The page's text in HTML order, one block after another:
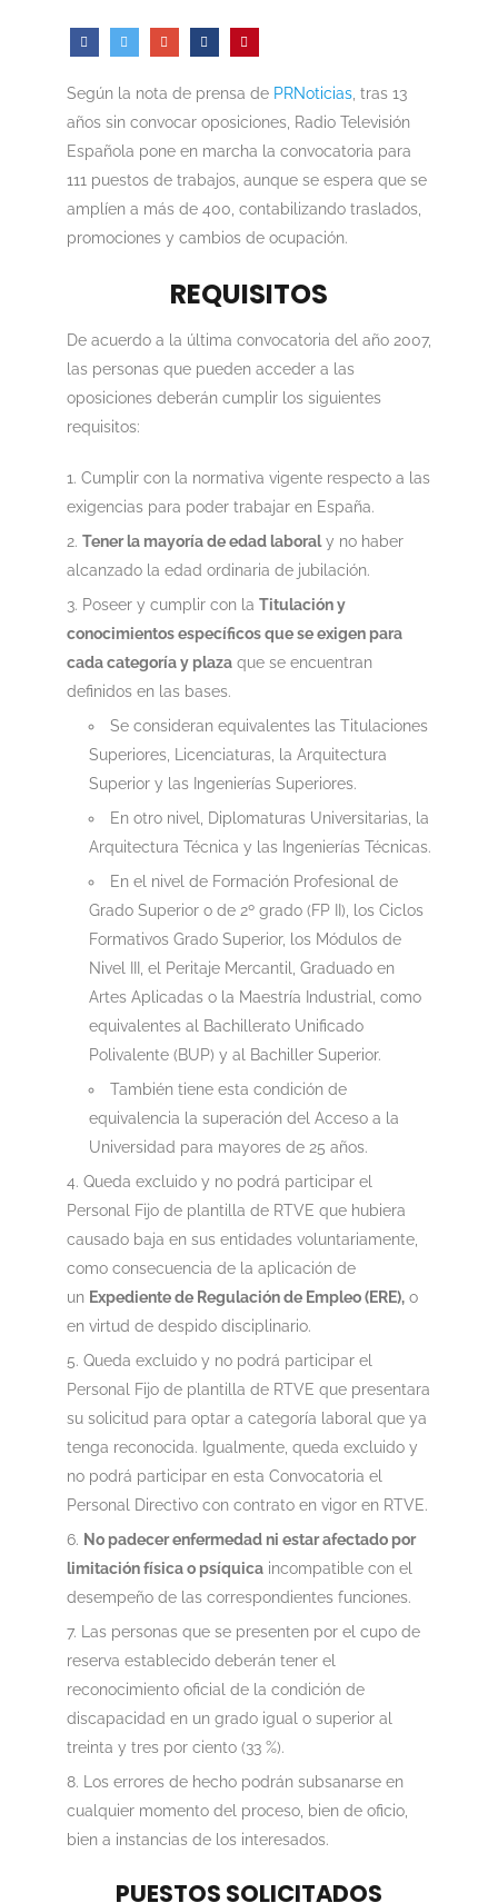
Según la nota de prensa de PRNoticias, tras 13
años sin convocar oposiciones, Radio Televisión
Española pone en marcha la convocatoria para
111 puestos de trabajos, aunque se espera que se
amplíen a más de 400, contabilizando traslados,
promociones y cambios de ocupación.
REQUISITOS
De acuerdo a la última convocatoria del año 2007,
las personas que pueden acceder a las
oposiciones deberán cumplir los siguientes
requisitos:
Cumplir con la normativa vigente respecto a las
exigencias para poder trabajar en España.
Tener la mayoría de edad laboraly no haber
alcanzado la edad ordinaria de jubilación.
Poseer y cumplir con la Titulación y
conocimientos específicos que se exigen para
cada categoría y plazaque se encuentran
definidos en las bases.
Se consideran equivalentes las Titulaciones
Superiores, Licenciaturas, la Arquitectura
Superior y las Ingenierías Superiores.
En otro nivel, Diplomaturas Universitarias, la
Arquitectura Técnica y las Ingenierías Técnicas.
En el nivel de Formación Profesional de
Grado Superior o de 2º grado (FP II), los Ciclos
Formativos Grado Superior, los Módulos de
Nivel III, el Peritaje Mercantil, Graduado en
Artes Aplicadas o la Maestría Industrial, como
equivalentes al Bachillerato Unificado
Polivalente (BUP) y al Bachiller Superior.
También tiene esta condición de
equivalencia la superación del Acceso a la
Universidad para mayores de 25 años.
Queda excluido y no podrá participar el
Personal Fijo de plantilla de RTVE que hubiera
causado baja en sus entidades voluntariamente,
como consecuencia de la aplicación de
un Expediente de Regulación de Empleo (ERE),o
en virtud de despido disciplinario.
Queda excluido y no podrá participar el
Personal Fijo de plantilla de RTVE que presentara
su solicitud para optar a categoría laboral que ya
tenga reconocida. Igualmente, queda excluido y
no podrá participar en esta Convocatoria el
Personal Directivo con contrato en vigor en RTVE.
No padecer enfermedad ni estar afectado por
limitación física o psíquicaincompatible con el
desempeño de las correspondientes funciones.
Las personas que se presenten por el cupo de
reserva establecido deberán tener el
reconocimiento oficial de la condición de
discapacidad en un grado igual o superior al
treinta y tres por ciento (33 %).
Los errores de hecho podrán subsanarse en
cualquier momento del proceso, bien de oficio,
bien a instancias de los interesados.
PUESTOS SOLICITADOS